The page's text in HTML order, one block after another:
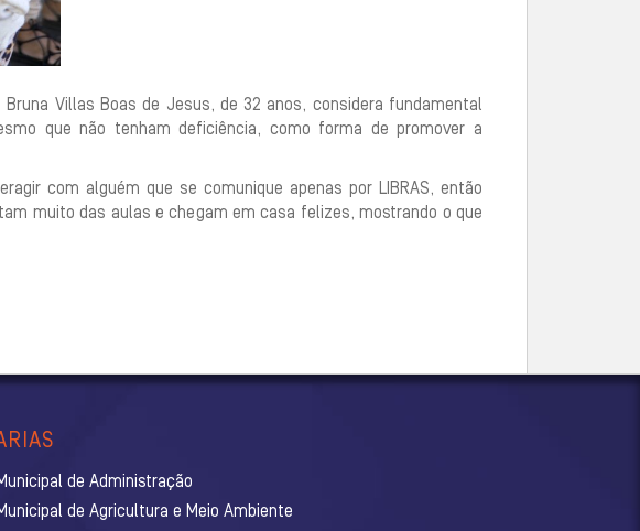
Villas Boas de Jesus, de 32 anos, considera fundamental
que não tenham deficiência, como forma de promover a
com alguém que se comunique apenas por LIBRAS, então
muito das aulas e chegam em casa felizes, mostrando o que
de Administração
de Agricultura e Meio Ambiente